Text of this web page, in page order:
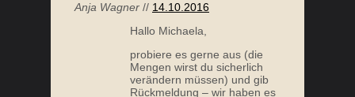
Anja Wagner // 14.10.2016
Hallo Michaela,
probiere es gerne aus (die
Mengen wirst du sicherlich
verändern müssen) und gib
Rückmeldung – wir haben es